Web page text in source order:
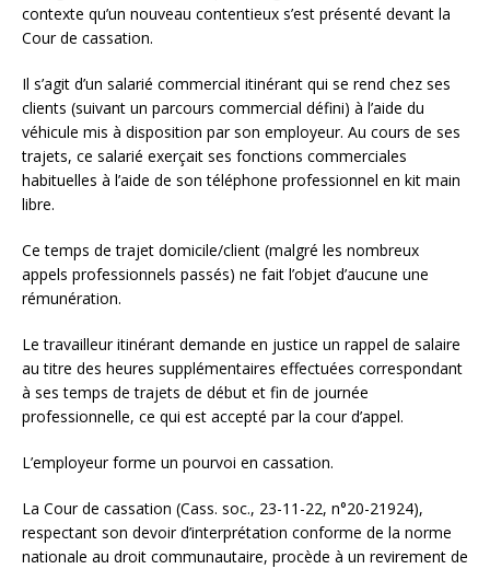
contexte qu’un nouveau contentieux s’est présenté devant la
Cour de cassation.
Il s’agit d’un salarié commercial itinérant qui se rend chez ses
clients (suivant un parcours commercial défini) à l’aide du
véhicule mis à disposition par son employeur. Au cours de ses
trajets, ce salarié exerçait ses fonctions commerciales
habituelles à l’aide de son téléphone professionnel en kit main
libre.
Ce temps de trajet domicile/client (malgré les nombreux
appels professionnels passés) ne fait l’objet d’aucune une
rémunération.
Le travailleur itinérant demande en justice un rappel de salaire
au titre des heures supplémentaires effectuées correspondant
à ses temps de trajets de début et fin de journée
professionnelle, ce qui est accepté par la cour d’appel.
L’employeur forme un pourvoi en cassation.
La Cour de cassation (Cass. soc., 23-11-22, n°20-21924),
respectant son devoir d’interprétation conforme de la norme
nationale au droit communautaire, procède à un revirement de